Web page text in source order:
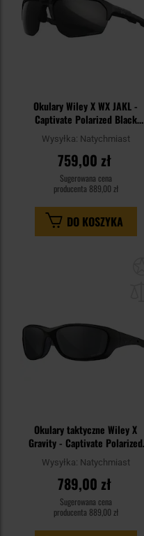
Okulary Wiley X WX JAKL -
Captivate Polarized Black
Mirror/Matte Black
Wysyłka: Natychmiast
759,00 zł
Sugerowana cena
producenta 889,00 zł
DO KOSZYKA
Okulary taktyczne Wiley X
Gravity - Captivate Polarized
Grey/Matte Black
Wysyłka: Natychmiast
789,00 zł
Sugerowana cena
producenta 889,00 zł